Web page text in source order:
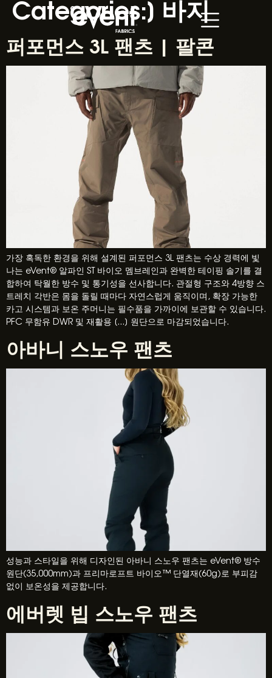
Categories:] 바지
퍼포먼스 3L 팬츠 | 팔콘
가장 혹독한 환경을 위해 설계된 퍼포먼스 3L 팬츠는 수상 경력에 빛
나는 eVent® 알파인 ST 바이오 멤브레인과 완벽한 테이핑 솔기를 결
합하여 탁월한 방수 및 통기성을 선사합니다. 관절형 구조와 4방향 스
트레치 각반은 몸을 돌릴 때마다 자연스럽게 움직이며, 확장 가능한
카고 시스템과 보온 주머니는 필수품을 가까이에 보관할 수 있습니다.
PFC 무함유 DWR 및 재활용 [...] 원단으로 마감되었습니다.
아바니 스노우 팬츠
성능과 스타일을 위해 디자인된 아바니 스노우 팬츠는 eVent® 방수
원단(35,000mm)과 프리마로프트 바이오™ 단열재(60g)로 부피감
없이 보온성을 제공합니다.
에버렛 빕 스노우 팬츠